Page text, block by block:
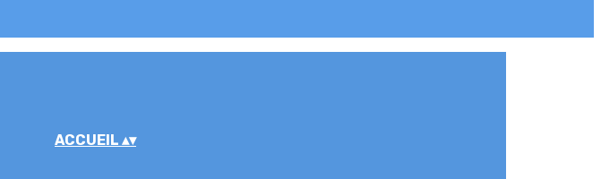
ACCUEIL ▴▾